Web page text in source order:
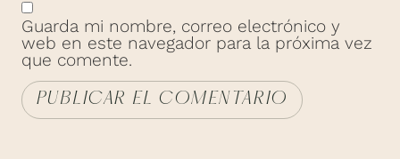
Guarda mi nombre, correo electrónico y
web en este navegador para la próxima vez
que comente.